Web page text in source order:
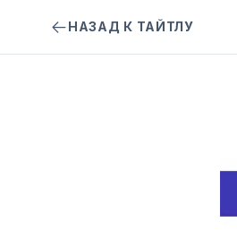
НАЗАД К ТАЙТЛУ